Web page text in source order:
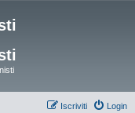
Login
Iscriviti